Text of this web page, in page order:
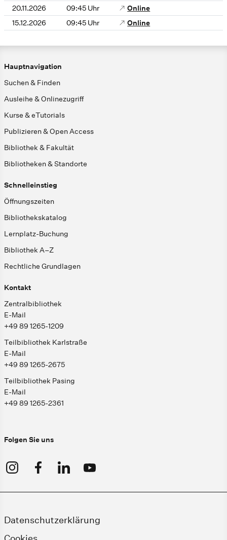
20.11.2026
09:45 Uhr
Online
15.12.2026
09:45 Uhr Online
Hauptnavigation
Suchen & Finden
Ausleihe & Onlinezugriff
Kurse & eTutorials
Publizieren & Open Access
Bibliothek & Fakultät
Bibliotheken & Standorte
Schnelleinstieg
Öffnungszeiten
Bibliothekskatalog
Lernplatz-Buchung
Bibliothek A–Z
Rechtliche Grundlagen
Kontakt
Zentralbibliothek
E-Mail
+49 89 1265-1209
Teilbibliothek Karlstraße
E-Mail
+49 89 1265-2675
Teilbibliothek Pasing
E-Mail
+49 89 1265-2361
Folgen Sie uns
Datenschutzerklärung